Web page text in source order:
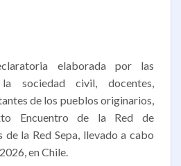
elaborada por las
sociedad civil, docentes,
de los pueblos originarios,
Encuentro de la Red de
de la Red Sepa, llevado a cabo
en Chile.